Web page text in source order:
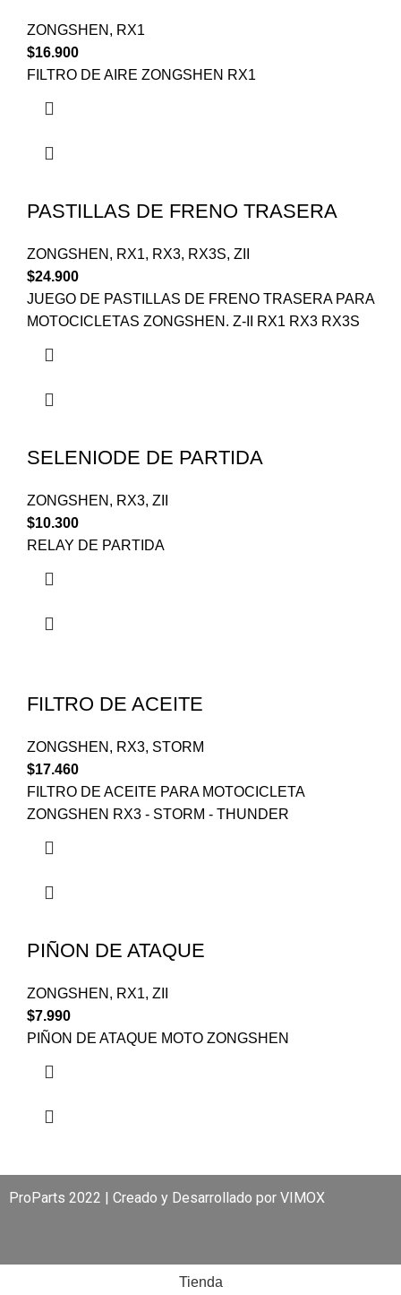
ZONGSHEN , RX1
$16.900
FILTRO DE AIRE ZONGSHEN RX1
PASTILLAS DE FRENO TRASERA
ZONGSHEN , RX1, RX3, RX3S, ZII
$24.900
JUEGO DE PASTILLAS DE FRENO TRASERA PARA
MOTOCICLETAS ZONGSHEN. Z-II RX1 RX3 RX3S
SELENIODE DE PARTIDA
ZONGSHEN , RX3, ZII
$10.300
RELAY DE PARTIDA
FILTRO DE ACEITE
ZONGSHEN , RX3, STORM
$17.460
FILTRO DE ACEITE PARA MOTOCICLETA
ZONGSHEN RX3 - STORM - THUNDER
PIÑON DE ATAQUE
ZONGSHEN , RX1, ZII
$7.990
PIÑON DE ATAQUE MOTO ZONGSHEN
ProParts 2022 | Creado y Desarrollado por VIMOX
Tienda